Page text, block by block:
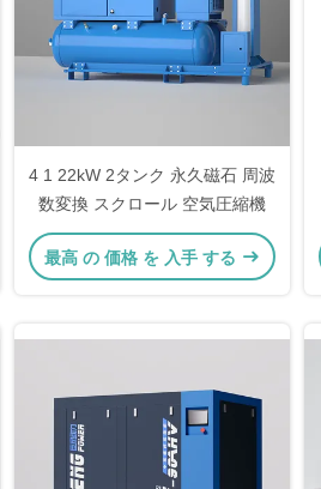
4 1 22kW 2タンク 永久磁石 周波
数変換 スクロール 空気圧縮機
最高 の 価格 を 入手 する